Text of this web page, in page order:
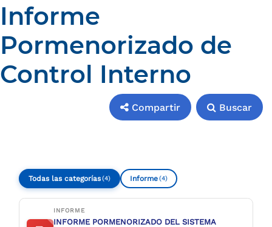
Informe
Pormenorizado de
Control Interno
Compartir Buscar
Todas las categorías(4) Informe(4)
INFORME
INFORME PORMENORIZADO DEL SISTEMA